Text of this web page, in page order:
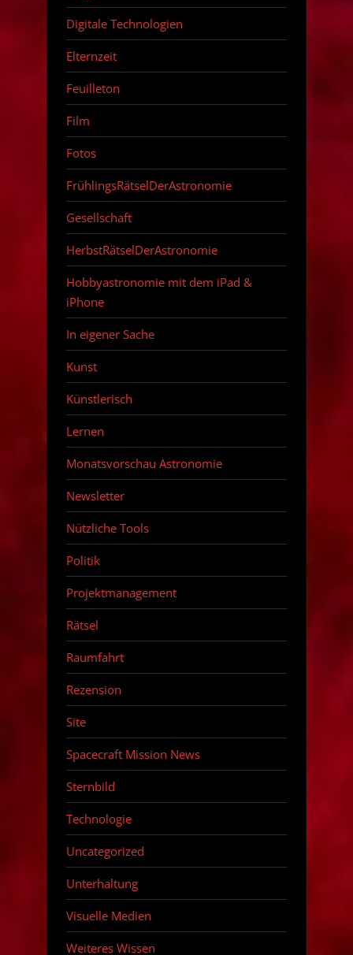
Digitale Technologien
Elternzeit
Feuilleton
Film
Fotos
FrühlingsRätselDerAstronomie
Gesellschaft
HerbstRätselDerAstronomie
Hobbyastronomie mit dem iPad &
iPhone
In eigener Sache
Kunst
Künstlerisch
Lernen
Monatsvorschau Astronomie
Newsletter
Nützliche Tools
Politik
Projektmanagement
Rätsel
Raumfahrt
Rezension
Site
Spacecraft Mission News
Sternbild
Technologie
Uncategorized
Unterhaltung
Visuelle Medien
Weiteres Wissen